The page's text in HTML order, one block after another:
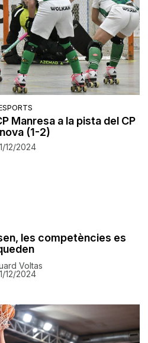
Manresa a la pista del CP
(1-2)
12/2024
les competències es
Voltas
12/2024